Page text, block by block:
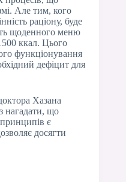
Але тим, кого
раціону, буде
щоденного меню
ккал. Цього
функціонування
дефіцит для
Хазана
нагадати, що
є
досягти